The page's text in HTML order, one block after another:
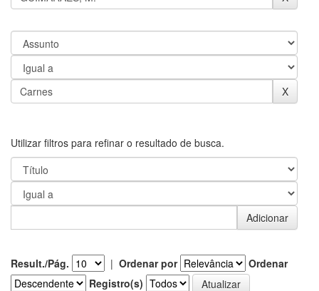
Utilizar filtros para refinar o resultado de busca.
Result./Pág. | Ordenar por
Ordenar
Registro(s)